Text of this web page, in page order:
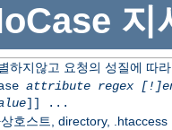
지
하지않고 요청의 성질에 따
attribute regex
]] ...
호스트, directory, .htaccess